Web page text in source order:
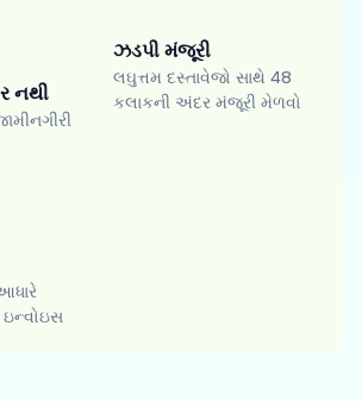
નથી
ઝડપી મંજૂરી
લઘુત્તમ દસ્તાવેજો સાથે 48
કલાકની અંદર મંજૂરી મેળવો
ઇન્વોઇસ